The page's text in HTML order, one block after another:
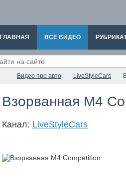
ГЛАВНАЯ ВСЕ ВИДЕО
Видео про авто LiveStyleCars
Взорванная M4
Канал: LiveStyleCars